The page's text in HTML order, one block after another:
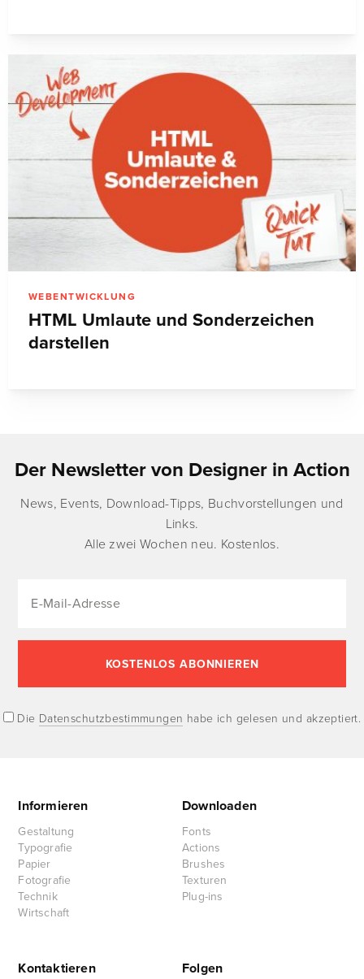
WEBENTWICKLUNG
HTML Umlaute und Sonderzeichen
darstellen
Der Newsletter von Designer in Action
News, Events, Download-Tipps, Buchvorstellungen und
Links.
Alle zwei Wochen neu. Kostenlos.
Die Datenschutzbestimmungen habe ich gelesen und akzeptiert.
Informieren
Gestaltung
Typografie
Papier
Fotografie
Technik
Wirtschaft
Downloaden
Fonts
Actions
Brushes
Texturen
Plug-ins
Kontaktieren Folgen